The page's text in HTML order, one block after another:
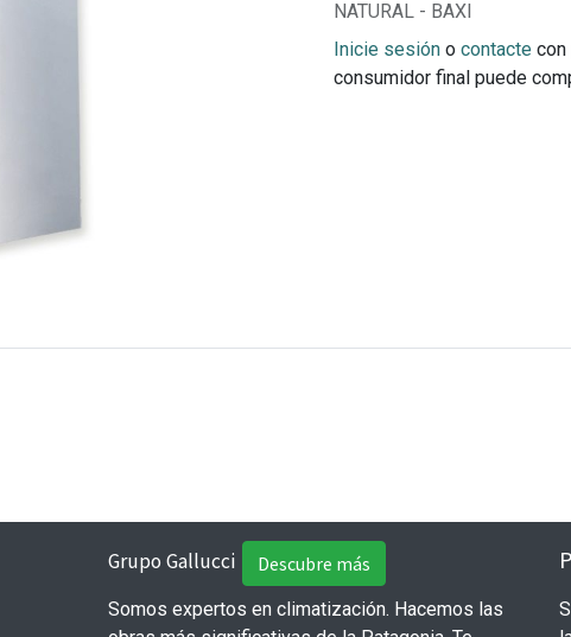
NATURAL - BAXI
Inicie sesión o contacte con
consumidor final puede
Grupo Gallucci Descubre más
Somos expertos en climatización. Hacemos las